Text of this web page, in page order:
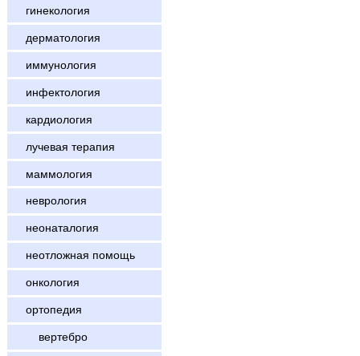
гинекология
дерматология
иммунология
инфектология
кардиология
лучевая терапия
маммология
неврология
неонаталогия
неотложная помощь
онкология
ортопедия
вертебро